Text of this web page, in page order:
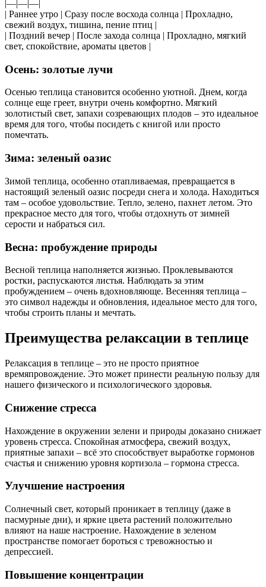
|—|—|—|
| Раннее утро | Сразу после восхода солнца | Прохладно,
свежий воздух, тишина, пение птиц |
| Поздний вечер | После захода солнца | Прохладно, мягкий
свет, спокойствие, ароматы цветов |
Осень: золотые лучи
Осенью теплица становится особенно уютной. Днем, когда
солнце еще греет, внутри очень комфортно. Мягкий
золотистый свет, запахи созревающих плодов – это идеальное
время для того, чтобы посидеть с книгой или просто
помечтать.
Зима: зеленый оазис
Зимой теплица, особенно отапливаемая, превращается в
настоящий зеленый оазис посреди снега и холода. Находиться
там – особое удовольствие. Тепло, зелено, пахнет летом. Это
прекрасное место для того, чтобы отдохнуть от зимней
серости и набраться сил.
Весна: пробуждение природы
Весной теплица наполняется жизнью. Проклевываются
ростки, распускаются листья. Наблюдать за этим
пробуждением – очень вдохновляюще. Весенняя теплица –
это символ надежды и обновления, идеальное место для того,
чтобы строить планы и мечтать.
Преимущества релаксации в теплице
Релаксация в теплице – это не просто приятное
времяпровождение. Это может принести реальную пользу для
нашего физического и психологического здоровья.
Снижение стресса
Нахождение в окружении зелени и природы доказано снижает
уровень стресса. Спокойная атмосфера, свежий воздух,
приятные запахи – всё это способствует выработке гормонов
счастья и снижению уровня кортизола – гормона стресса.
Улучшение настроения
Солнечный свет, который проникает в теплицу (даже в
пасмурные дни), и яркие цвета растений положительно
влияют на наше настроение. Нахождение в зеленом
пространстве помогает бороться с тревожностью и
депрессией.
Повышение концентрации